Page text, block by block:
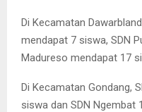
Di Kecamatan
mendapat 7 siswa, SDN
Madureso mendapat 17
Di Kecamatan Gondang,
siswa dan SDN Ngembat